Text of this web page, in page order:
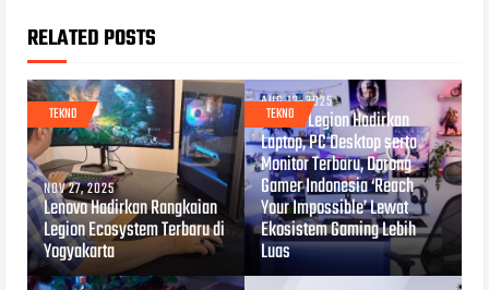
RELATED POSTS
TEKNO
NOV 27, 2025
Lenovo Hadirkan Rangkaian
Legion Ecosystem Terbaru di
Yogyakarta
TEKNO
AUG 12, 2025
Lenovo Legion Hadirkan
Laptop, PC Desktop serta
Monitor Terbaru, Dorong
Gamer Indonesia ‘Reach
Your Impossible’ Lewat
Ekosistem Gaming Lebih
Luas